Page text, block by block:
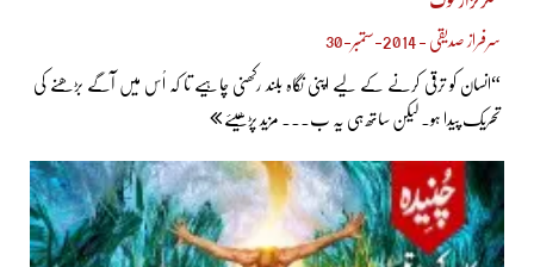
سرفراز صدیقی - 2014-ستمبر-30
“انسان کو ترقی کرنے کے لیے اپنی نگاہ بلند رکھنی چاہیے تا کہ اُس میں آگے بڑھنے کی
تحریک پیدا ہو۔ لیکن ساتھ ہی یہ ب... مزید پڑھیئے